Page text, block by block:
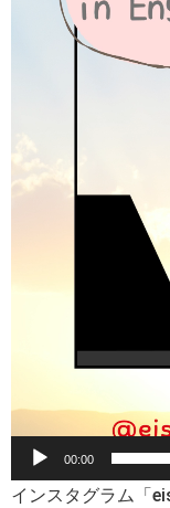
00:00
インスタグラム「